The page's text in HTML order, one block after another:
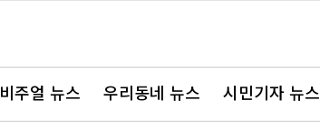
비주얼 뉴스 우리동네 뉴스 시민기자 뉴스